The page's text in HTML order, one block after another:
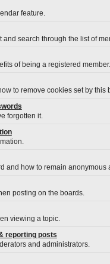
feature.
and search through the list of
of being a registered member.
to remove cookies set by this
forgotten it.
and how to remain
posting on the boards.
viewing a topic.
reporting posts
and administrators.